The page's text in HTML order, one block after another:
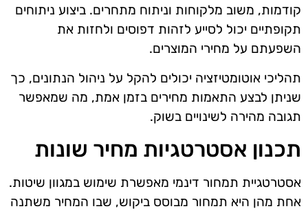
קודמות, משוב מלקוחות וניתוח מתחרים. ביצוע ניתוחים
תקופתיים יכול לסייע לזהות דפוסים ולחזות את
השפעתם על מחירי המוצרים.
תהליכי אוטומטיזציה יכולים להקל על ניהול הנתונים, כך
שניתן לבצע התאמות מחירים בזמן אמת, מה שמאפשר
תגובה מהירה לשינויים בשוק.
תכנון אסטרטגיות מחיר שונות
אסטרטגיית תמחור דינמי מאפשרת שימוש במגוון שיטות.
אחת מהן היא תמחור מבוסס ביקוש, שבו המחיר משתנה